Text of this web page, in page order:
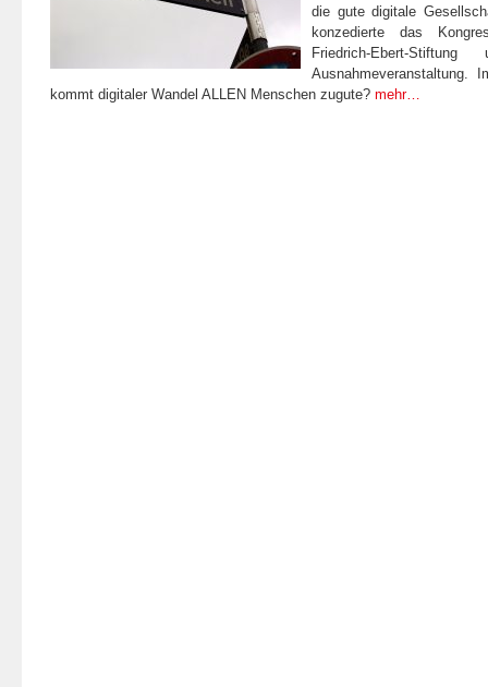
die gute digitale
konzedierte das
Friedrich-Ebert-
Ausnahmeveranstaltung.
kommt digitaler Wandel ALLEN Menschen zugute? mehr…